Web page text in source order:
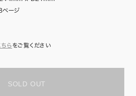
ページ
ちら をご覧ください
SOLD OUT